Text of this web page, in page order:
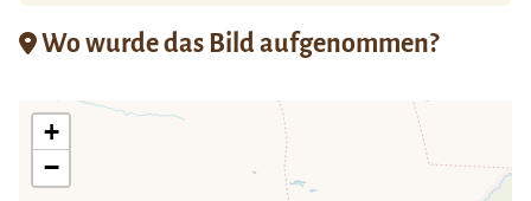
Wo wurde das Bild aufgenommen?
+
−